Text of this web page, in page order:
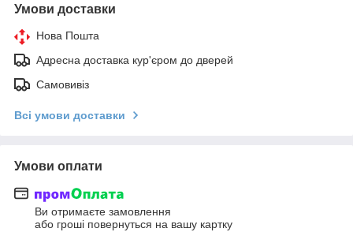
Умови доставки
Нова Пошта
Адресна доставка кур'єром до дверей
Самовивіз
Всі умови доставки
Умови оплати
Ви отримаєте замовлення
або гроші повернуться на вашу картку